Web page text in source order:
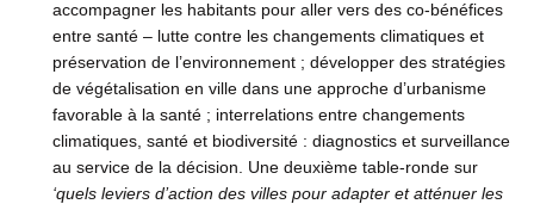
accompagner les habitants pour aller vers des co-bénéfices
entre santé – lutte contre les changements climatiques et
préservation de l’environnement ; développer des stratégies
de végétalisation en ville dans une approche d’urbanisme
favorable à la santé ; interrelations entre changements
climatiques, santé et biodiversité : diagnostics et surveillance
au service de la décision. Une deuxième table-ronde sur
‘quels leviers d’action des villes pour adapter et atténuer les